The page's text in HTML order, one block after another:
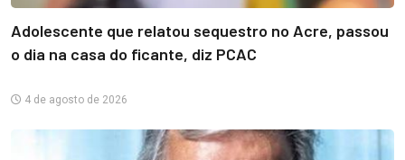
Adolescente que relatou sequestro no Acre, passou
o dia na casa do ficante, diz PCAC
4 de agosto de 2026